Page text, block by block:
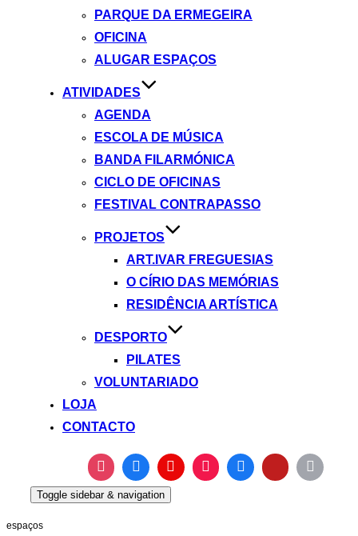
PARQUE DA ERMEGEIRA
OFICINA
ALUGAR ESPAÇOS
ATIVIDADES
AGENDA
ESCOLA DE MÚSICA
BANDA FILARMÓNICA
CICLO DE OFICINAS
FESTIVAL CONTRAPASSO
PROJETOS
ART.IVAR FREGUESIAS
O CÍRIO DAS MEMÓRIAS
RESIDÊNCIA ARTÍSTICA
DESPORTO
PILATES
VOLUNTARIADO
LOJA
CONTACTO
Toggle sidebar & navigation
espaços